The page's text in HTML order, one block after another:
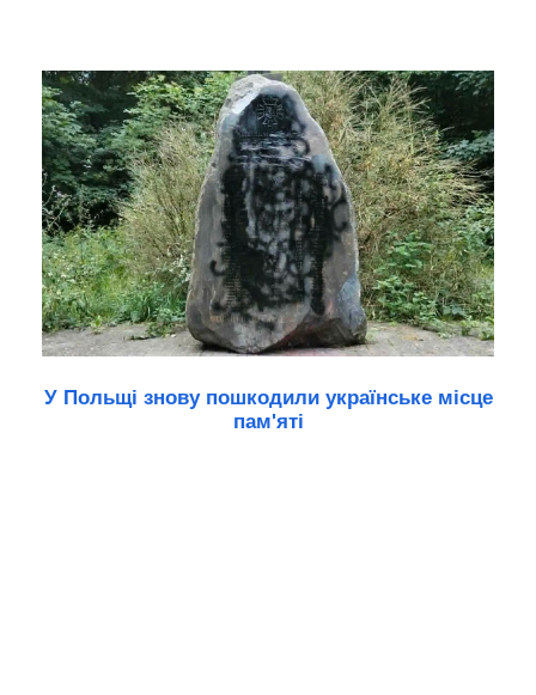
У Польщі знову пошкодили українське місце
пам'яті